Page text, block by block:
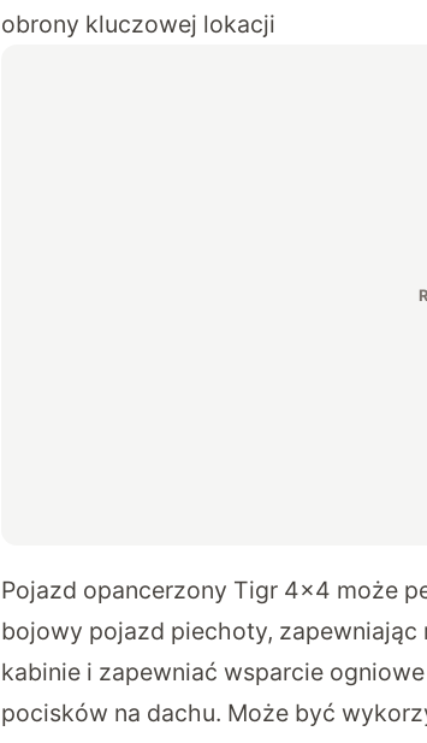
obrony kluczowej lokacji
Pojazd opancerzony Tigr 4×4 może
bojowy pojazd piechoty, zapewniając
kabinie i zapewniać wsparcie
pocisków na dachu. Może być